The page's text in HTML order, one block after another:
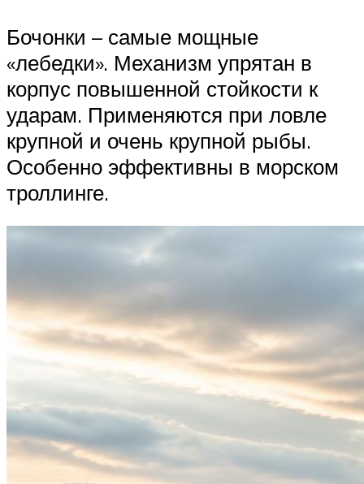
Бочонки – самые мощные
«лебедки». Механизм упрятан в
корпус повышенной стойкости к
ударам. Применяются при ловле
крупной и очень крупной рыбы.
Особенно эффективны в морском
троллинге.